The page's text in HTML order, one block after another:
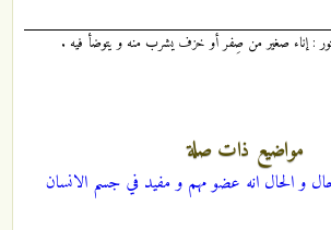
: إناء صغير من صِفر أو خزف يشرب منه و يتوضأ فيه .
مواضيع ذات صلة
و الحال انه عضو مهم و مفيد في جسم الانسان